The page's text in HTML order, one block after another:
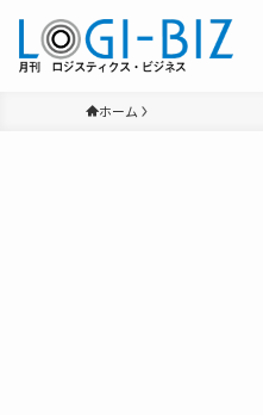
ホーム